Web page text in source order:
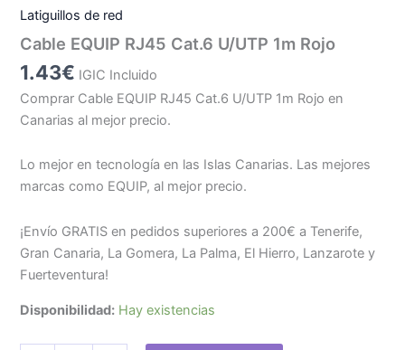
Latiguillos de red
Cable EQUIP RJ45 Cat.6 U/UTP 1m Rojo
1.43€ IGIC Incluido
Comprar Cable EQUIP RJ45 Cat.6 U/UTP 1m Rojo en
Canarias al mejor precio.
Lo mejor en tecnología en las Islas Canarias. Las mejores
marcas como EQUIP, al mejor precio.
¡Envío GRATIS en pedidos superiores a 200€ a Tenerife,
Gran Canaria, La Gomera, La Palma, El Hierro, Lanzarote y
Fuerteventura!
Disponibilidad: Hay existencias